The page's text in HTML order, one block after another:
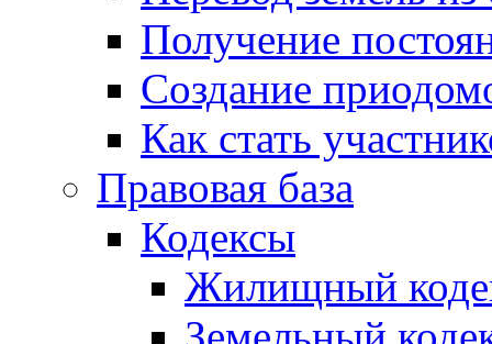
Получение
Создание
Как стать
Правовая база
Кодексы
Жилищный